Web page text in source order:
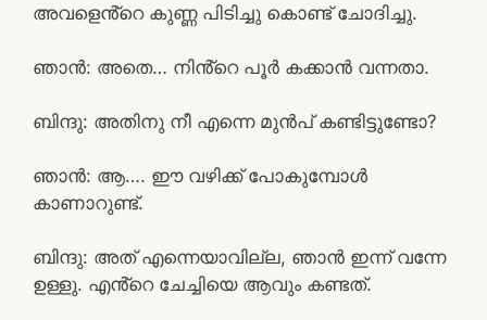
അവളെൻ്റെ കുണ്ണ പിടിച്ചു കൊണ്ട് ചോദിച്ചു.
ഞാൻ: അതെ… നിൻ്റെ പൂർ കക്കാൻ വന്നതാ.
ബിന്ദു: അതിനു നീ എന്നെ മുൻപ് കണ്ടിട്ടുണ്ടോ?
ഞാൻ: ആ…. ഈ വഴിക്ക് പോകുമ്പോൾ
കാണാറുണ്ട്.
ബിന്ദു: അത് എന്നെയാവില്ല, ഞാൻ ഇന്ന് വന്നേ
ഉള്ളു. എൻ്റെ ചേച്ചിയെ ആവും കണ്ടത്.